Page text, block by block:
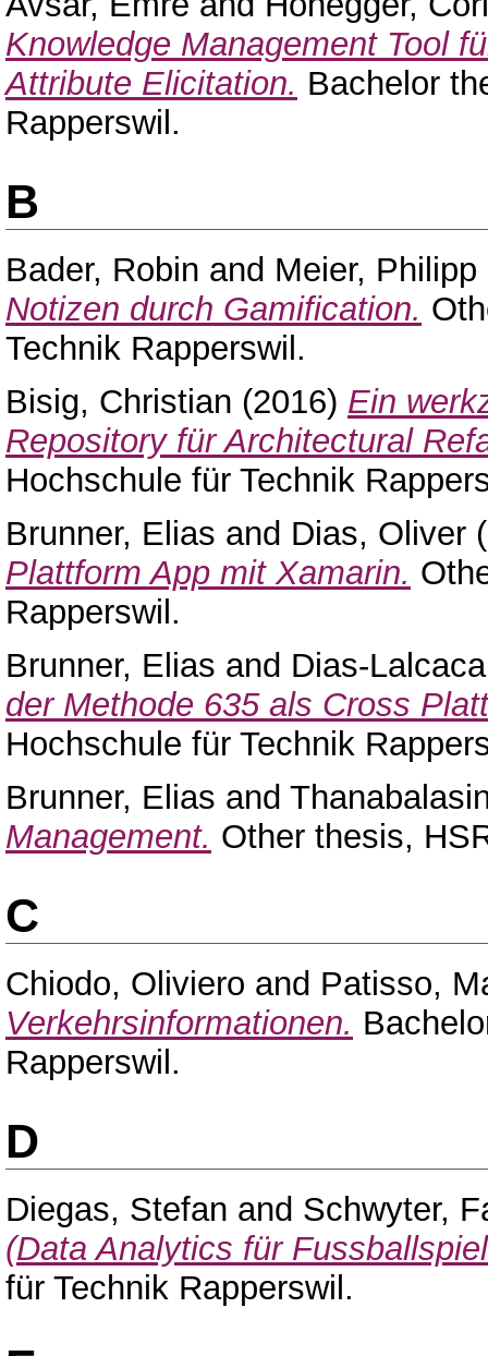
Knowledge Management Tool
Attribute Elicitation. Bachelor
Rapperswil.
B
Bader, Robin and Meier, Philipp
Notizen durch Gamification.
Technik Rapperswil.
Bisig, Christian (2016) Ein
Repository für Architectural
Hochschule für Technik
Brunner, Elias and Dias, Oliver
Plattform App mit Xamarin.
Rapperswil.
Brunner, Elias and Dias-
der Methode 635 als Cross
Hochschule für Technik
Brunner, Elias and
Management. Other thesis,
C
Chiodo, Oliviero and Patisso,
Verkehrsinformationen.
Rapperswil.
D
Diegas, Stefan and Schwyter,
(Data Analytics für
für Technik Rapperswil.